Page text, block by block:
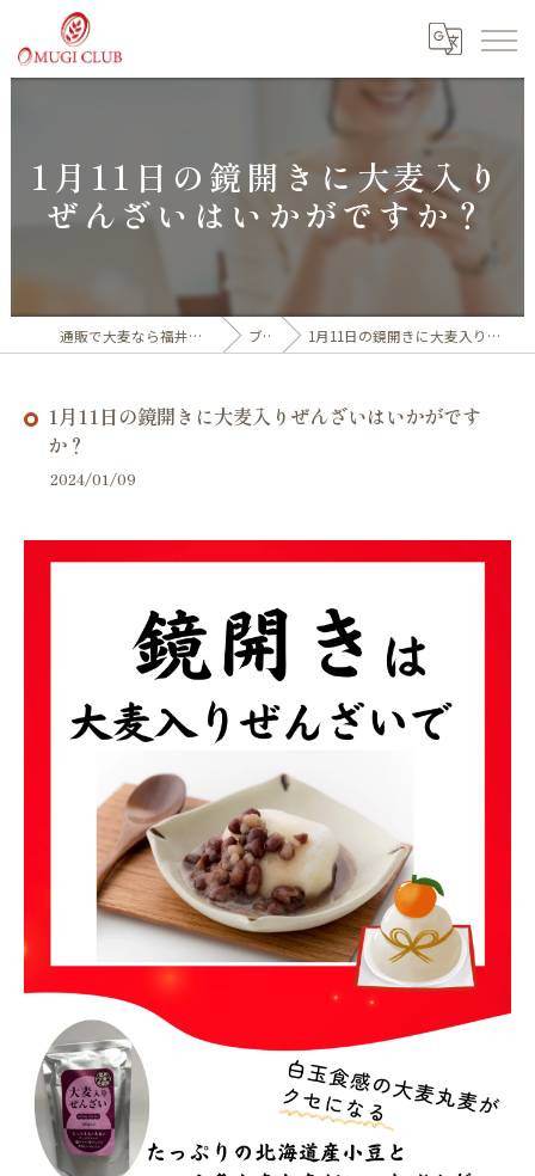
1月11日の鏡開きに大麦入り
ぜんざいはいかがですか？
通販で大麦なら福井産100%の大麦倶楽部 ブログ 1月11日の鏡開きに大麦入りぜんざいはいかがですか？
1月11日の鏡開きに大麦入りぜんざいはいかがです
か？
2024/01/09